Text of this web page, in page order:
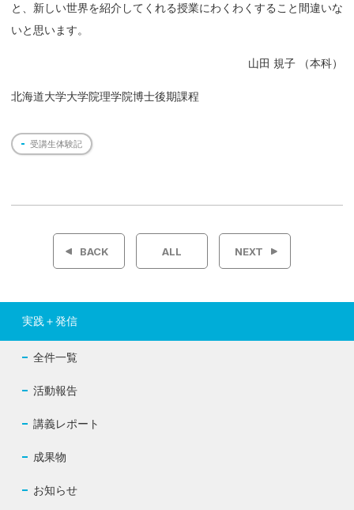
と、新しい世界を紹介してくれる授業にわくわくすること間違いな
いと思います。
山田 規子 （本科）
北海道大学大学院理学院博士後期課程
受講生体験記
投
ビ
ゲ
BACK ALL NEXT
実践＋発信
全件一覧
活動報告
講義レポート
成果物
お知らせ